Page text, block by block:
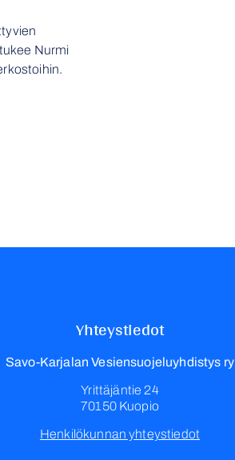
Nurmi
Yhteystiedot
Savo-Karjalan Vesiensuojeluyhdistys ry
Yrittäjäntie 24
70150 Kuopio
Henkilökunnan yhteystiedot